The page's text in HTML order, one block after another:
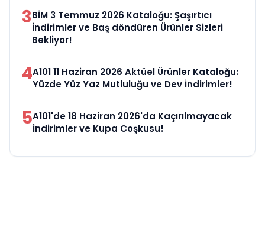
3BİM 3 Temmuz 2026 Kataloğu: Şaşırtıcı
İndirimler ve Baş döndüren Ürünler Sizleri
Bekliyor!
4A101 11 Haziran 2026 Aktüel Ürünler Kataloğu:
Yüzde Yüz Yaz Mutluluğu ve Dev İndirimler!
5A101'de 18 Haziran 2026'da Kaçırılmayacak
İndirimler ve Kupa Coşkusu!